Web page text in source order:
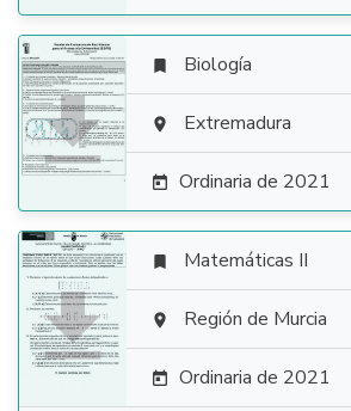

 Biología
 Extremadura
 Ordinaria de 2021

 Matemáticas II
 Región de Murcia
 Ordinaria de 2021